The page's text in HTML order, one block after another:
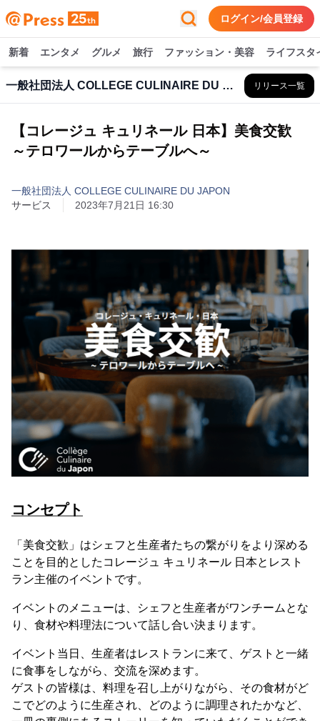
ログイン/会員登録
新着 エンタメ グルメ 旅行 ファッション・美容 ライフスタ
一般社団法人 COLLEGE CULINAIRE DU JAPON リリース一覧
【コレージュ キュリネール 日本】美食交歓
～テロワールからテーブルへ～
一般社団法人 COLLEGE CULINAIRE DU JAPON
サービス
2023年7月21日 16:30
コンセプト
「美食交歓」はシェフと生産者たちの繋がりをより深める
ことを目的としたコレージュ キュリネール 日本とレスト
ラン主催のイベントです。
イベントのメニューは、シェフと生産者がワンチームとな
り、食材や料理法について話し合い決まります。
イベント当日、生産者はレストランに来て、ゲストと一緒
に食事をしながら、交流を深めます。
ゲストの皆様は、料理を召し上がりながら、その食材がど
こでどのように生産され、どのように調理されたかなど、